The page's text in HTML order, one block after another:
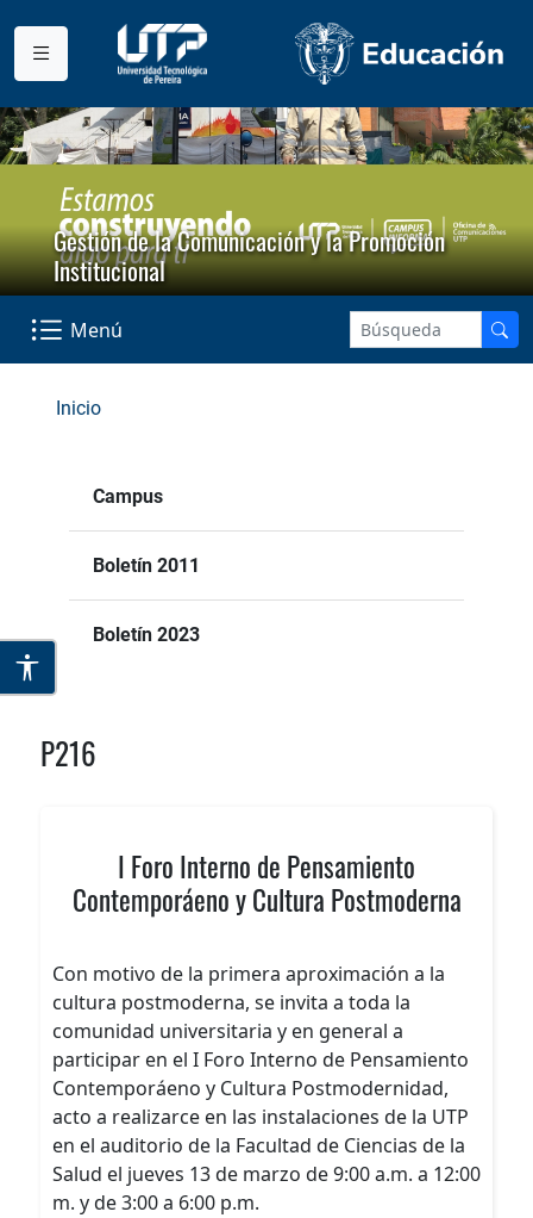
Gestión de la Comunicación y la Promoción
Institucional
Menú
Inicio
Campus
Boletín 2011
Boletín 2023
P216
I Foro Interno de Pensamiento
Contemporáeno y Cultura Postmoderna
Con motivo de la primera aproximación a la
cultura postmoderna, se invita a toda la
comunidad universitaria y en general a
participar en el I Foro Interno de Pensamiento
Contemporáeno y Cultura Postmodernidad,
acto a realizarce en las instalaciones de la UTP
en el auditorio de la Facultad de Ciencias de la
Salud el jueves 13 de marzo de 9:00 a.m. a 12:00
m. y de 3:00 a 6:00 p.m.